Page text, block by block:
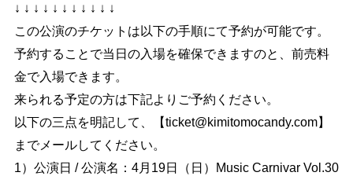
↓ ↓ ↓ ↓ ↓ ↓ ↓ ↓ ↓ ↓ ↓
この公演のチケットは以下の手順にて予約が可能です。
予約することで当日の入場を確保できますのと、前売料
金で入場できます。
来られる予定の方は下記よりご予約ください。
以下の三点を明記して、【ticket@kimitomocandy.com】
までメールしてください。
1）公演日 / 公演名：4月19日（日）Music Carnivar Vol.30